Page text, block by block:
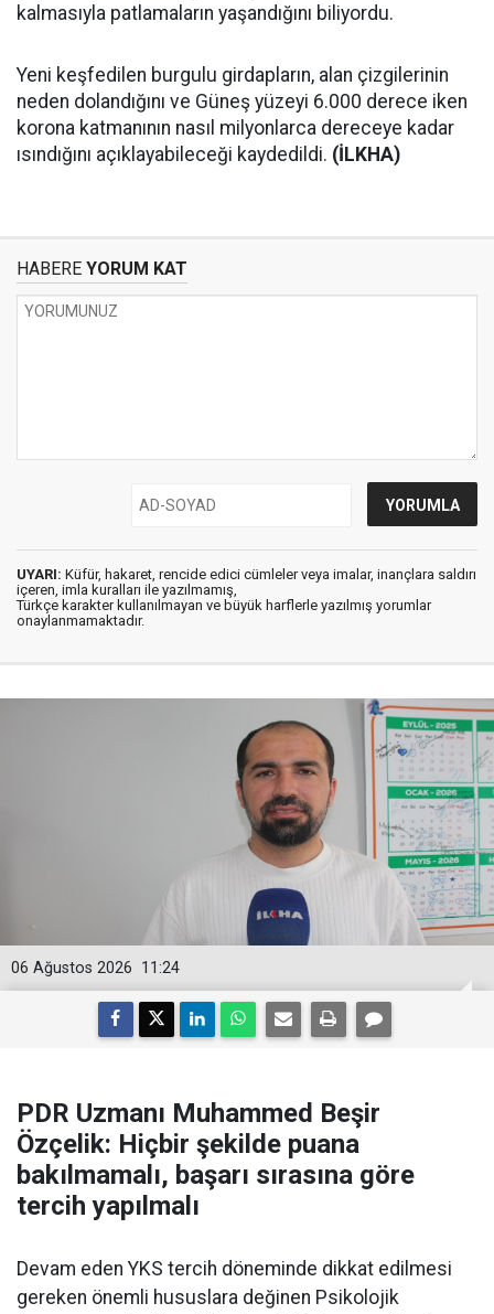
kalmasıyla patlamaların yaşandığını biliyordu.
Yeni keşfedilen burgulu girdapların, alan çizgilerinin
neden dolandığını ve Güneş yüzeyi 6.000 derece iken
korona katmanının nasıl milyonlarca dereceye kadar
ısındığını açıklayabileceği kaydedildi. (İLKHA)
HABERE YORUM KAT
UYARI: Küfür, hakaret, rencide edici cümleler veya imalar, inançlara saldırı
içeren, imla kuralları ile yazılmamış,
Türkçe karakter kullanılmayan ve büyük harflerle yazılmış yorumlar
onaylanmamaktadır.
11:24
06 Ağustos 2026
PDR Uzmanı Muhammed Beşir
Özçelik: Hiçbir şekilde puana
bakılmamalı, başarı sırasına göre
tercih yapılmalı
Devam eden YKS tercih döneminde dikkat edilmesi
gereken önemli hususlara değinen Psikolojik